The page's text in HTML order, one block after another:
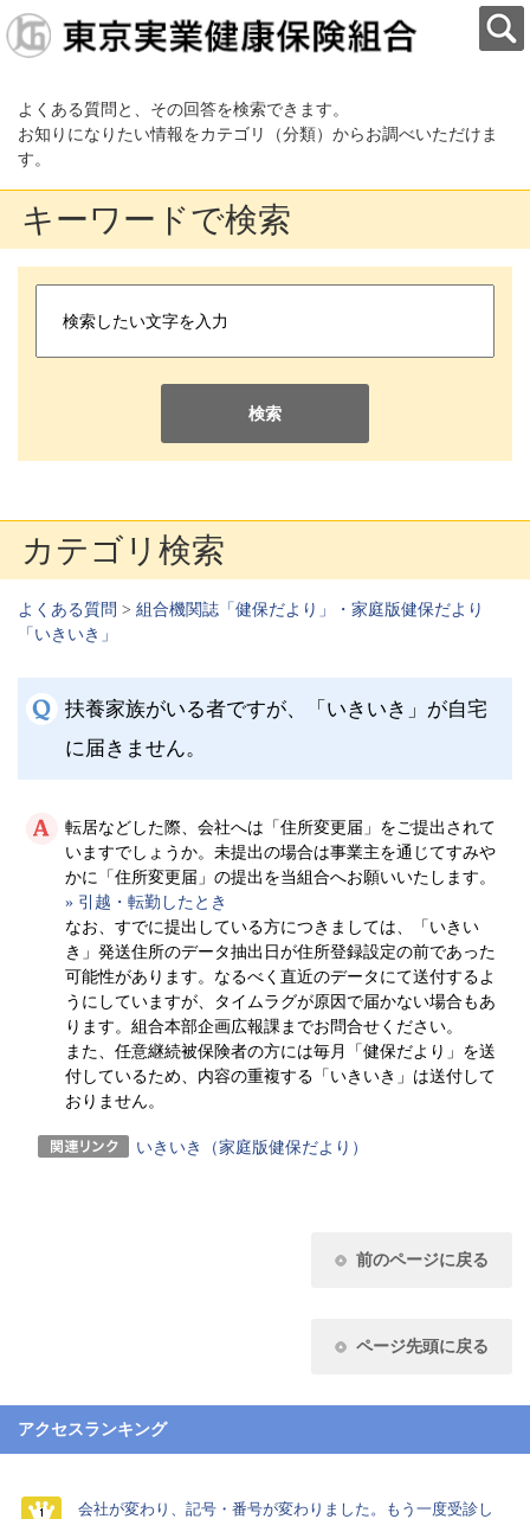
よくある質問と、その回答を検索できます。
お知りになりたい情報をカテゴリ（分類）からお調べいただけま
す。
キーワードで検索
検索
カテゴリ検索
よくある質問 > 組合機関誌「健保だより」・家庭版健保だより
「いきいき」
扶養家族がいる者ですが、「いきいき」が自宅
に届きません。
転居などした際、会社へは「住所変更届」をご提出されて
いますでしょうか。未提出の場合は事業主を通じてすみや
かに「住所変更届」の提出を当組合へお願いいたします。
» 引越・転勤したとき
なお、すでに提出している方につきましては、「いきい
き」発送住所のデータ抽出日が住所登録設定の前であった
可能性があります。なるべく直近のデータにて送付するよ
うにしていますが、タイムラグが原因で届かない場合もあ
ります。組合本部企画広報課までお問合せください。
また、任意継続被保険者の方には毎月「健保だより」を送
付しているため、内容の重複する「いきいき」は送付して
おりません。
いきいき（家庭版健保だより）
前のページに戻る
ページ先頭に戻る
アクセスランキング
会社が変わり、記号・番号が変わりました。もう一度受診し